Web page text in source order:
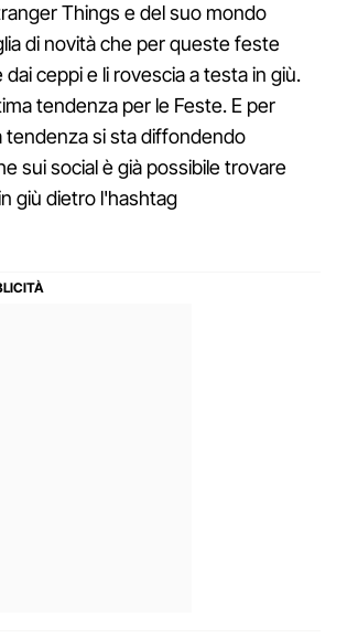
Things e del suo mondo
di novità che per queste feste
ceppi e li rovescia a testa in giù.
tendenza per le Feste. E per
si sta diffondendo
sui social è già possibile trovare
giù dietro l'hashtag